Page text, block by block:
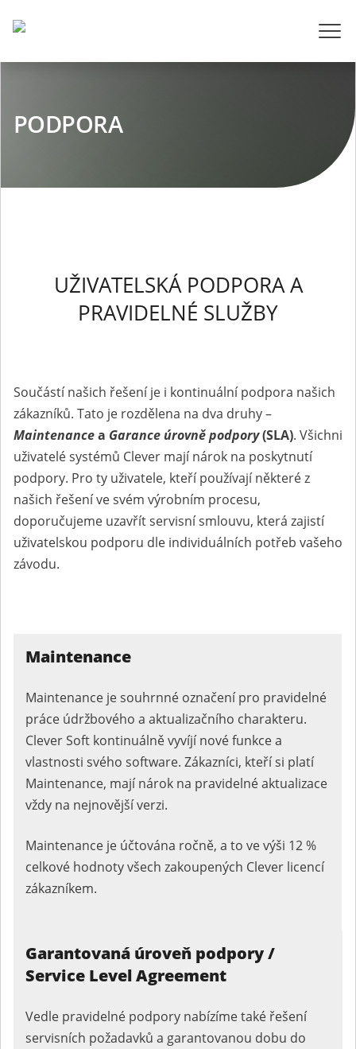
PODPORA
UŽIVATELSKÁ PODPORA A
PRAVIDELNÉ SLUŽBY
Součástí našich řešení je i kontinuální podpora našich
zákazníků. Tato je rozdělena na dva druhy –
Maintenancea Garance úrovně podpory(SLA). Všichni
uživatelé systémů Clever mají nárok na poskytnutí
podpory. Pro ty uživatele, kteří používají některé z
našich řešení ve svém výrobním procesu,
doporučujeme uzavřít servisní smlouvu, která zajistí
uživatelskou podporu dle individuálních potřeb vašeho
závodu.
Maintenance
Maintenance je souhrnné označení pro pravidelné
práce údržbového a aktualizačního charakteru.
Clever Soft kontinuálně vyvíjí nové funkce a
vlastnosti svého software. Zákazníci, kteří si platí
Maintenance, mají nárok na pravidelné aktualizace
vždy na nejnovější verzi.
Maintenance je účtována ročně, a to ve výši 12 %
celkové hodnoty všech zakoupených Clever licencí
zákazníkem.
Garantovaná úroveň podpory /
Service Level Agreement
Vedle pravidelné podpory nabízíme také řešení
servisních požadavků a garantovanou dobu do